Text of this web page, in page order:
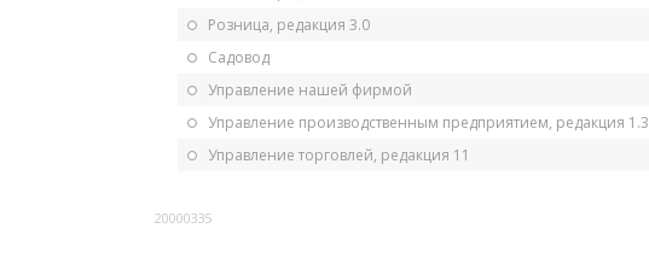
Розница, редакция 3.0
Садовод
Управление нашей фирмой
Управление производственным предприятием, редакция 1.3
Управление торговлей, редакция 11
20000335